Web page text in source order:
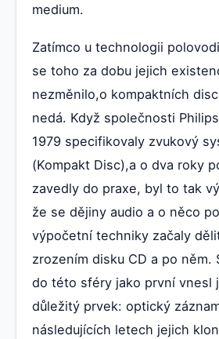
medium.
Zatímco u technologii
se toho za dobu jejich
nezměnilo,o kompaktních
nedá. Když společnosti
1979 specifikovaly zvukový
(Kompakt Disc),a o dva roky
zavedly do praxe, byl to tak
že se dějiny audio a o něco
výpočetní techniky začaly
zrozením disku CD a po něm.
do této sféry jako první vnesl
důležitý prvek: optický
následujících letech jejich